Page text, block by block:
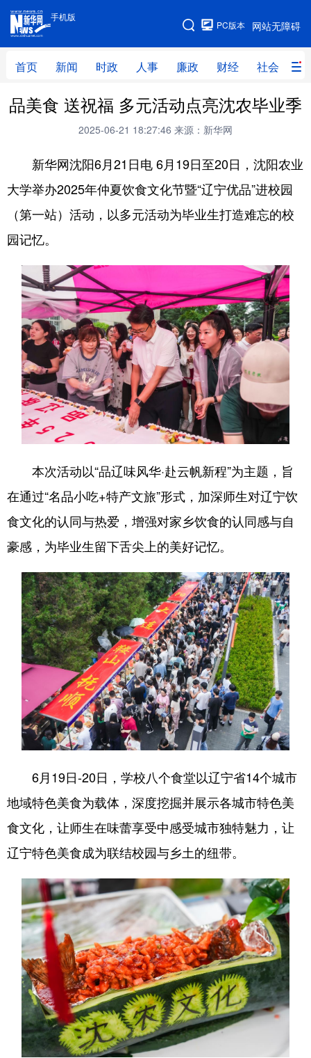
手机版
网站无障碍
PC版本
首页 新闻 时政 人事 廉政 财经 社会 科
手机版
网站地图
首页 新闻 时政 人事
财经 社会
文化 教育 健康 旅游
体育 视频 直播 无人机
地方频道
北京 山西
辽宁 吉林 上海 江苏
浙江 安徽 福建 江西
山东 河南 湖北 湖南
广东 广西 海南
四川 贵州 云南 西藏
新疆 内蒙古 黑龙江
Русский язык 日本語 한국어
Deutsch Português
品美食 送祝福 多元活动点亮沈农毕业季
2025-06-21 18:27:46 来源：新华网
新华网沈阳6月21日电 6月19日至20日，沈阳农业
大学举办2025年仲夏饮食文化节暨“辽宁优品”进校园
（第一站）活动，以多元活动为毕业生打造难忘的校
园记忆。
本次活动以“品辽味风华·赴云帆新程”为主题，旨
在通过“名品小吃+特产文旅”形式，加深师生对辽宁饮
食文化的认同与热爱，增强对家乡饮食的认同感与自
豪感，为毕业生留下舌尖上的美好记忆。
6月19日-20日，学校八个食堂以辽宁省14个城市
地域特色美食为载体，深度挖掘并展示各城市特色美
食文化，让师生在味蕾享受中感受城市独特魅力，让
辽宁特色美食成为联结校园与乡土的纽带。